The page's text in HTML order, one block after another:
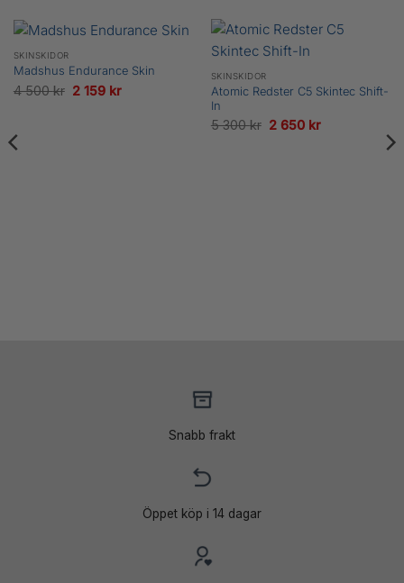
SKINSKIDOR
Madshus Endurance Skin
4 500kr Det
2 159 krDet
SKINSKIDOR
Atomic Redster C5 Skintec Shift-
In
5 300kr Det
2 650 krDet
Snabb frakt
Öppet köp i 14 dagar